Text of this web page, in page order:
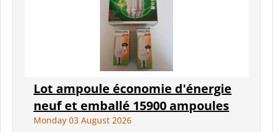
Lot ampoule économie d'énergie
neuf et emballé 15900 ampoules
Monday 03 August 2026